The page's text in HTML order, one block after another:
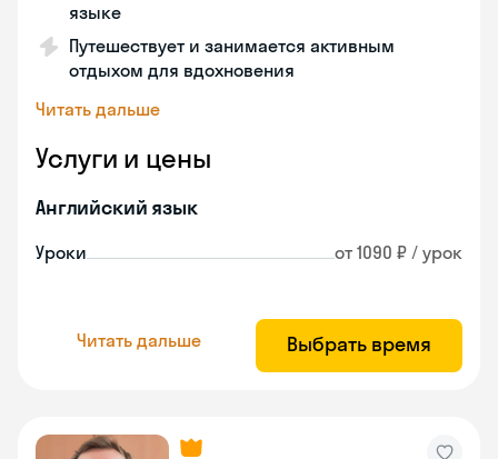
языке
Путешествует и занимается активным
отдыхом для вдохновения
Читать дальше
Услуги и цены
Английский язык
Уроки от 1090 ₽ / урок
Читать дальше Выбрать время